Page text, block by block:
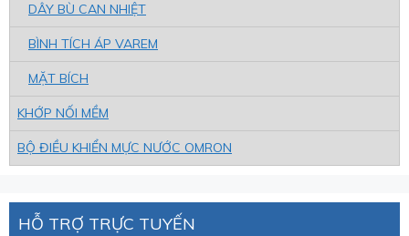
DÂY BÙ CAN NHIỆT
BÌNH TÍCH ÁP VAREM
MẶT BÍCH
KHỚP NỐI MỀM
BỘ ĐIỀU KHIỂN MỰC NƯỚC OMRON
HỖ TRỢ TRỰC TUYẾN